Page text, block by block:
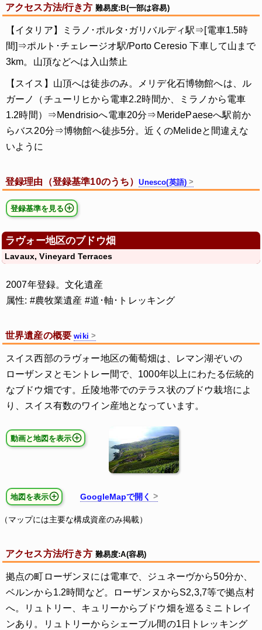
アクセス方法/行き方 難易度:B(一部は容易)
【イタリア】ミラノ･ポルタ･ガリバルディ駅⇒[電車1.5時
間]⇒ポルト･チェレージオ駅/Porto Ceresio 下車して山まで
3km。山頂などへは入山禁止
【スイス】山頂へは徒歩のみ。メリデ化石博物館へは、ル
ガーノ（チューリヒから電車2.2時間か、ミラノから電車
1.2時間）⇒Mendrisioへ電車20分⇒MeridePaeseへ駅前か
らバス20分⇒博物館へ徒歩5分。近くのMelideと間違えな
いように
登録理由（登録基準10のうち）Unesco(英語)
登録基準を見る
ラヴォー地区のブドウ畑
Lavaux, Vineyard Terraces
2007年登録。文化遺産
属性: #農牧業遺産 #道･軸･トレッキング
世界遺産の概要wiki
スイス西部のラヴォー地区の葡萄畑は、レマン湖ぞいの
ローザンヌとモントレー間で、1000年以上にわたる伝統的
なブドウ畑です。丘陵地帯でのテラス状のブドウ栽培によ
り、スイス有数のワイン産地となっています。
動画と地図を表示
地図を表示 GoogleMapで開く
（マップには主要な構成資産のみ掲載）
アクセス方法/行き方 難易度:A(容易)
拠点の町ローザンヌには電車で、ジュネーヴから50分か、
ベルンから1.2時間など。ローザンヌからS2,3,7等で拠点村
へ。リュトリー、キュリーからブドウ畑を巡るミニトレイ
ンあり。リュトリーからシェーブル間の1日トレッキング